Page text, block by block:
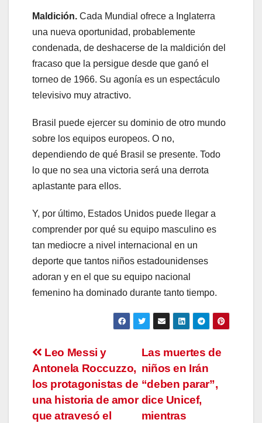
Maldición. Cada Mundial ofrece a Inglaterra
una nueva oportunidad, probablemente
condenada, de deshacerse de la maldición del
fracaso que la persigue desde que ganó el
torneo de 1966. Su agonía es un espectáculo
televisivo muy atractivo.
Brasil puede ejercer su dominio de otro mundo
sobre los equipos europeos. O no,
dependiendo de qué Brasil se presente. Todo
lo que no sea una victoria será una derrota
aplastante para ellos.
Y, por último, Estados Unidos puede llegar a
comprender por qué su equipo masculino es
tan mediocre a nivel internacional en un
deporte que tantos niños estadounidenses
adoran y en el que su equipo nacional
femenino ha dominado durante tanto tiempo.
Navegación
de
entradas
Las muertes de
niños en Irán
“deben parar”,
dice Unicef,
mientras
Leo Messi y
Antonela Roccuzzo,
los protagonistas de
una historia de amor
que atravesó el